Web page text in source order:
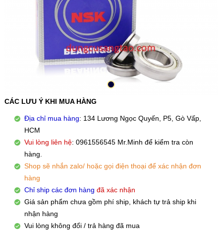
CÁC LƯU Ý KHI MUA HÀNG
Địa chỉ mua hàng: 134 Lương Ngọc Quyến, P5, Gò Vấp,
HCM
Vui lòng liên hệ: 0961556545 Mr.Minh để kiểm tra còn
hàng.
Shop sẽ nhắn zalo/ hoặc gọi điện thoại để xác nhận đơn
hàng
Chỉ ship các đơn hàng đã xác nhận
Giá sản phẩm chưa gồm phí ship, khách tự trả ship khi
nhận hàng
Vui lòng không đổi / trả hàng đã mua